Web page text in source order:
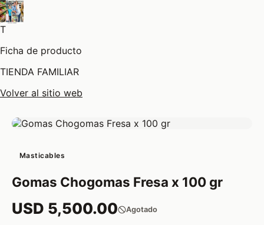
T
Ficha de producto
TIENDA FAMILIAR
Volver al sitio web
Masticables
Gomas Chogomas Fresa x 100 gr
USD 5,500.00 Agotado